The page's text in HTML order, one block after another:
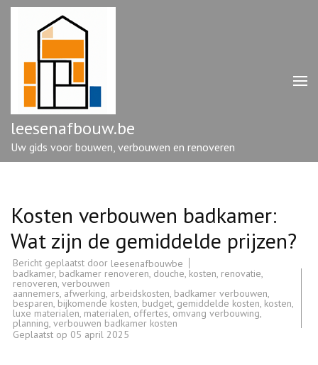
Ga
enter)
leesenafbouw.be
Uw gids voor bouwen, verbouwen en renoveren
Kosten verbouwen badkamer:
Wat zijn de gemiddelde prijzen?
Bericht geplaatst door leesenafbouwbe
badkamer, badkamer renoveren, douche, kosten, renovatie,
renoveren, verbouwen
aannemers, afwerking, arbeidskosten, badkamer verbouwen,
besparen, bijkomende kosten, budget, gemiddelde kosten, kosten,
luxe materialen, materialen, offertes, omvang verbouwing,
planning, verbouwen badkamer kosten
Geplaatst op 05 april 2025